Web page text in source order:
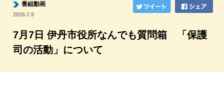
番組動画
2026.7.9
7月7日 伊丹市役所なんでも質問箱 「保護
司の活動」について